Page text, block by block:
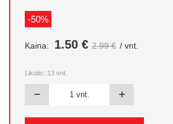
-50%
Kaina: 1.50 € 2.99 € / vnt.
Likutis: 13 vnt.